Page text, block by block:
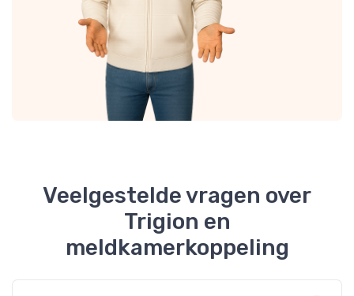
Veelgestelde vragen over
Trigion en
meldkamerkoppeling